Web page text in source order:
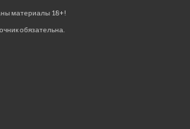
материалы 18+!
обязательна.